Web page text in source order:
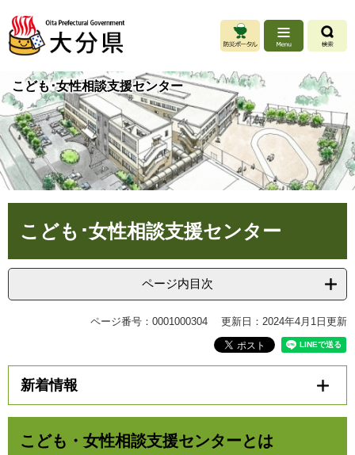
ジ
頭
で
す
。
ュ
飛
ば
し
て
本
文
へ
こども･女性相談支援センター
こども･女性相談支援センター
ページ内目次
ページ番号：0001000304 更新日：2024年4月1日更新
新着情報
こども・女性相談支援センターとは